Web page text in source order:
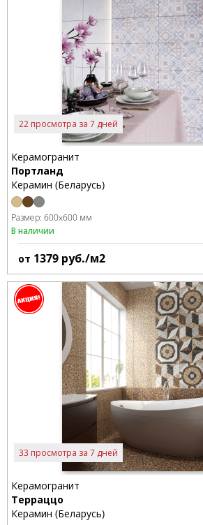
22 просмотра за 7 дней
Керамогранит
Портланд
Керамин (Беларусь)
Размер: 600x600 мм
В наличии
от 1379 руб./м2
33 просмотра за 7 дней
Керамогранит
Терраццо
Керамин (Беларусь)